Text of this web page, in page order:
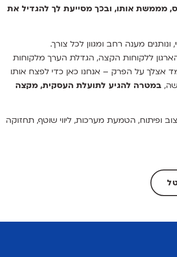
מממשת אותו, ובכך מסייעת לך להגדיל את
מענה רחב ומגוון לכל צורך.
ללקוחות הקצה, הגדלת הערך מלקוחות
אצלך על הפרק – אנחנו כאן כדי לפצח אותו
במטרה להגיע לתועלת העסקית, מקצה
ופיתוח, הטמעת מערכות, ליווי שוטף, תחזוקה